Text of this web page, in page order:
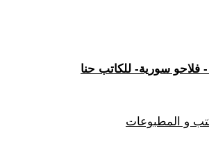
- فلاحو سورية- للكاتب حنا
و المطبوعات